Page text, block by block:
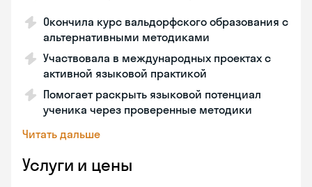
Окончила курс вальдорфского образования с
альтернативными методиками
Участвовала в международных проектах с
активной языковой практикой
Помогает раскрыть языковой потенциал
ученика через проверенные методики
Читать дальше
Услуги и цены